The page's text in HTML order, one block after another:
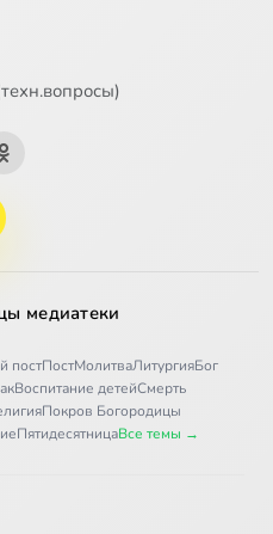
медиатеки
постПостМолитваЛитургияБог
Воспитание детейСмерть
Покров Богородицы
ПятидесятницаВсе темы →